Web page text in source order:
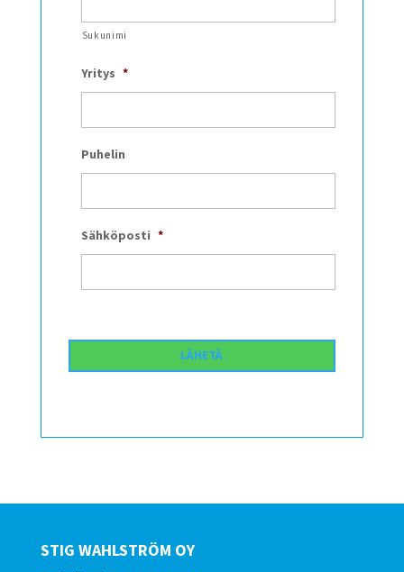
Sukunimi
Yritys *
Puhelin
Sähköposti *
STIG WAHLSTRÖM OY